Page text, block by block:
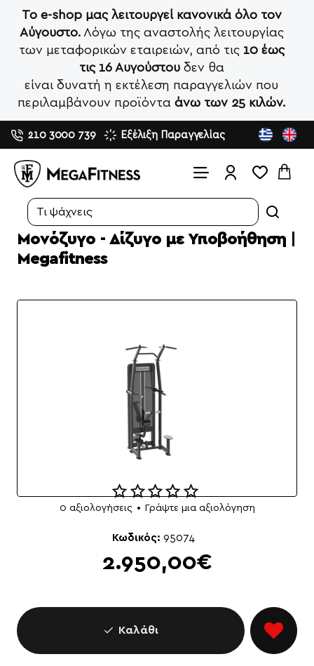
Το e-shop μας λειτουργεί κανονικά όλο τον
Αύγουστο.Λόγω της αναστολής λειτουργίας
των μεταφορικών εταιρειών, από τις 10 έως
τις 16 Αυγούστουδεν θα
είναι δυνατή η εκτέλεση παραγγελιών που
περιλαμβάνουν προϊόντα άνω των 25 κιλών.
210 3000 739 Εξέλιξη Παραγγελίας
Search...
Μονόζυγο - Δίζυγο με Υποβοήθηση |
Megafitness
0 αξιολογήσεις • Γράψτε μια αξιολόγηση
2.950,00€
Κωδικός: 95074
Καλάθι